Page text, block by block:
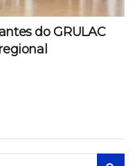
do GRULAC